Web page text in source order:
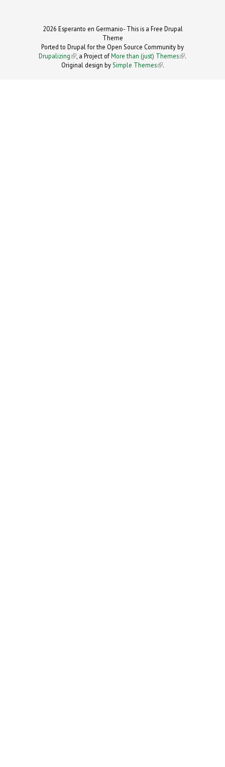
2026 Esperanto en Germanio- This is a Free Drupal
Theme
Ported to Drupal for the Open Source Community by
Drupalizing(link is external)
, a Project ofMore than (just) Themes (link is
.
Original design bySimple Themes
(link is
.